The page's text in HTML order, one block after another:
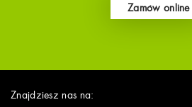
Zamów online
Znajdziesz nas na: